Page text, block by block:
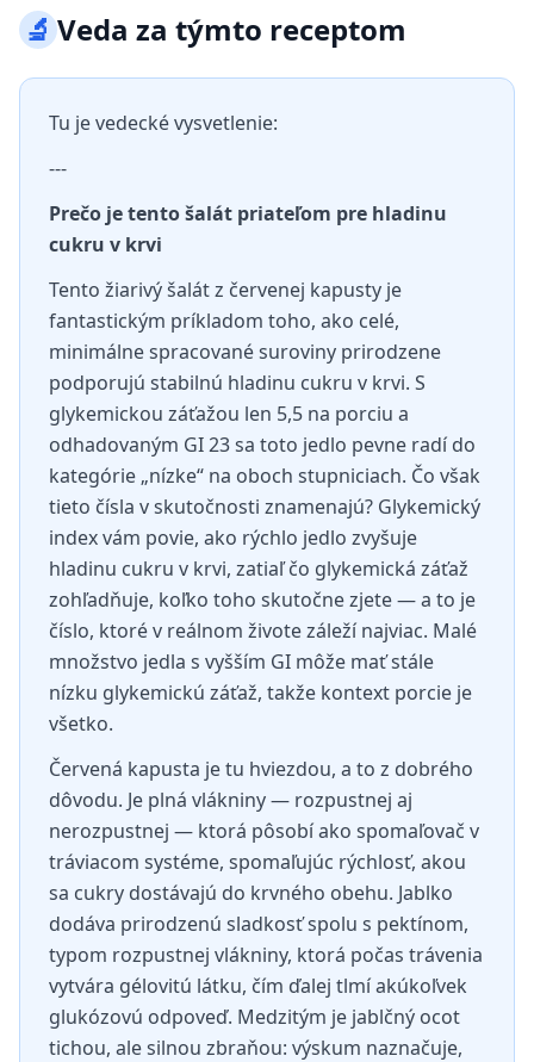
🔬Veda za týmto receptom
Tu je vedecké vysvetlenie:
---
Prečo je tento šalát priateľom pre hladinu
cukru v krvi
Tento žiarivý šalát z červenej kapusty je
fantastickým príkladom toho, ako celé,
minimálne spracované suroviny prirodzene
podporujú stabilnú hladinu cukru v krvi. S
glykemickou záťažou len 5,5 na porciu a
odhadovaným GI 23 sa toto jedlo pevne radí do
kategórie „nízke“ na oboch stupniciach. Čo však
tieto čísla v skutočnosti znamenajú? Glykemický
index vám povie, ako rýchlo jedlo zvyšuje
hladinu cukru v krvi, zatiaľ čo glykemická záťaž
zohľadňuje, koľko toho skutočne zjete — a to je
číslo, ktoré v reálnom živote záleží najviac. Malé
množstvo jedla s vyšším GI môže mať stále
nízku glykemickú záťaž, takže kontext porcie je
všetko.
Červená kapusta je tu hviezdou, a to z dobrého
dôvodu. Je plná vlákniny — rozpustnej aj
nerozpustnej — ktorá pôsobí ako spomaľovač v
tráviacom systéme, spomaľujúc rýchlosť, akou
sa cukry dostávajú do krvného obehu. Jablko
dodáva prirodzenú sladkosť spolu s pektínom,
typom rozpustnej vlákniny, ktorá počas trávenia
vytvára gélovitú látku, čím ďalej tlmí akúkoľvek
glukózovú odpoveď. Medzitým je jablčný ocot
tichou, ale silnou zbraňou: výskum naznačuje,